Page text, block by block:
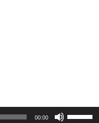
00:00